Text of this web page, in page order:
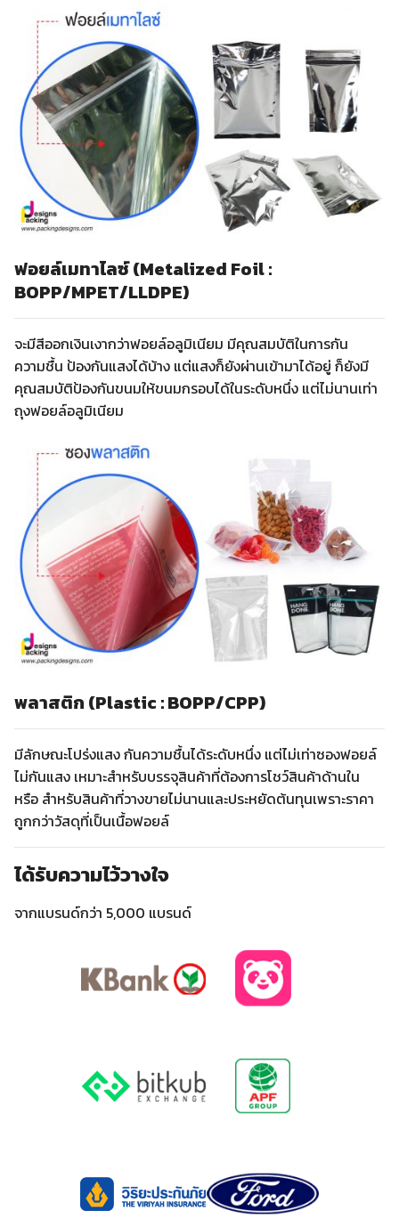
ฟอยล์เมทาไลซ์ (Metalized Foil :
BOPP/MPET/LLDPE)
จะมีสีออกเงินเงากว่าฟอยล์อลูมิเนียม มีคุณสมบัติในการกัน
ความชื้น ป้องกันแสงได้บ้าง แต่แสงก็ยังผ่านเข้ามาได้อยู่ ก็ยังมี
คุณสมบัติป้องกันขนมให้ขนมกรอบได้ในระดับหนึ่ง แต่ไม่นานเท่า
ถุงฟอยล์อลูมิเนียม
พลาสติก (Plastic : BOPP/CPP)
มีลักษณะโปร่งแสง กันความชื้นได้ระดับหนึ่ง แต่ไม่เท่าซองฟอยล์
ไม่กันแสง เหมาะสำหรับบรรจุสินค้าที่ต้องการโชว์สินค้าด้านใน
หรือ สำหรับสินค้าที่วางขายไม่นานและประหยัดต้นทุนเพราะราคา
ถูกกว่าวัสดุที่เป็นเนื้อฟอยล์
ได้รับความไว้วางใจ
จากแบรนด์กว่า 5,000 แบรนด์